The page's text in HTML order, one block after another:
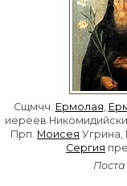
Сщмчч. Ермолая
иереев
Прп. Моисея Угрина,
Сергия
Поста